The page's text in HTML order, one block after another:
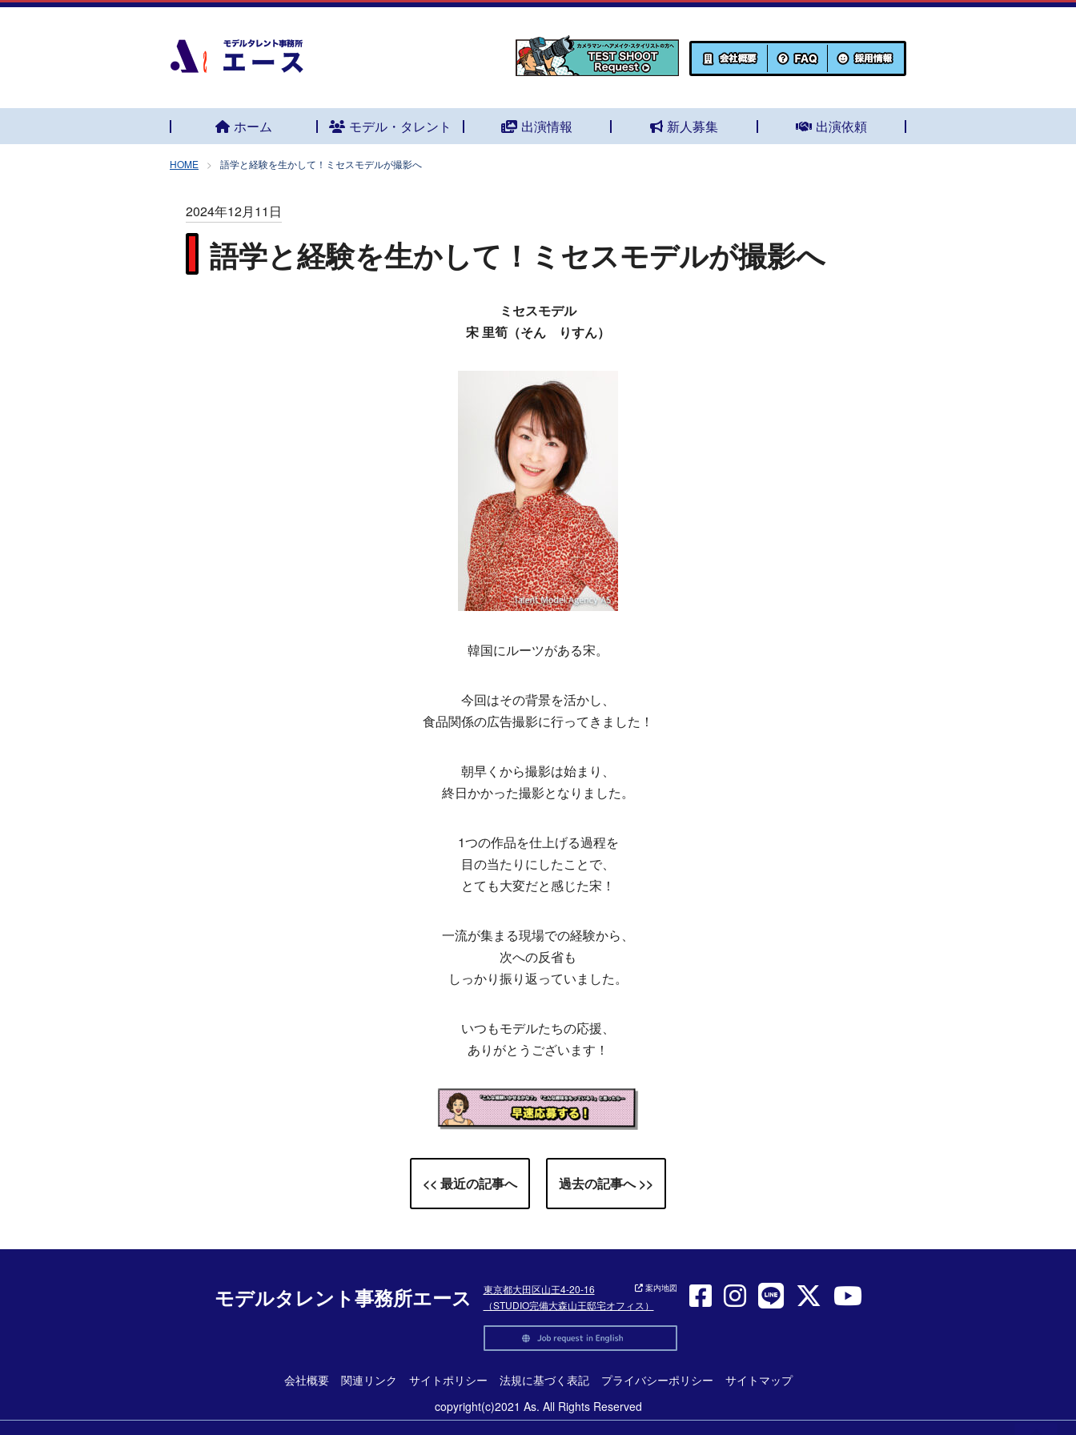
ホーム モデル・タレント 出演情報 新人募集 出演依頼
HOME 語学と経験を生かして！ミセスモデルが撮影へ
2024年12月11日
語学と経験を生かして！ミセスモデルが撮影へ
ミセスモデル
宋 里筍（そん りすん）
韓国にルーツがある宋。
今回はその背景を活かし、
食品関係の広告撮影に行ってきました！
朝早くから撮影は始まり、
終日かかった撮影となりました。
1つの作品を仕上げる過程を
目の当たりにしたことで、
とても大変だと感じた宋！
一流が集まる現場での経験から、
次への反省も
しっかり振り返っていました。
いつもモデルたちの応援、
ありがとうございます！
<< 最近の記事へ 過去の記事へ >>
モデルタレント事務所エース
東京都大田区山王4-20-16
（STUDIO完備大森山王邸宅オフィス）
案内地図
会社概要 関連リンク サイトポリシー 法規に基づく表記 プライバシーポリシー
サイトマップ
copyright(c)2021 As. All Rights Reserved